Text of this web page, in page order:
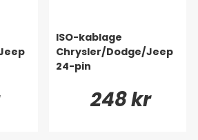
ISO-kablage
Chrysler/Dodge/Jeep
24-pin
248 kr